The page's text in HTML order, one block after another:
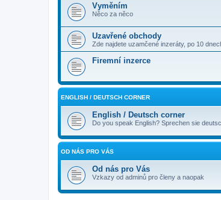
Vyměním
Něco za něco
Uzavřené obchody
Zde najdete uzamčené inzeráty, po 10
Firemní inzerce
ENGLISH / DEUTSCH CORNER
English / Deutsch corner
Do you speak English? Sprechen sie
OD NÁS PRO VÁS
Od nás pro Vás
Vzkazy od adminů pro členy a naopak